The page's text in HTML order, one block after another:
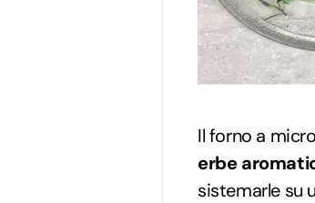
Il forno a
erbe
sistemarle su